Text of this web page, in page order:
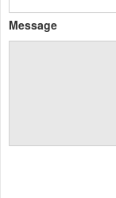
Message